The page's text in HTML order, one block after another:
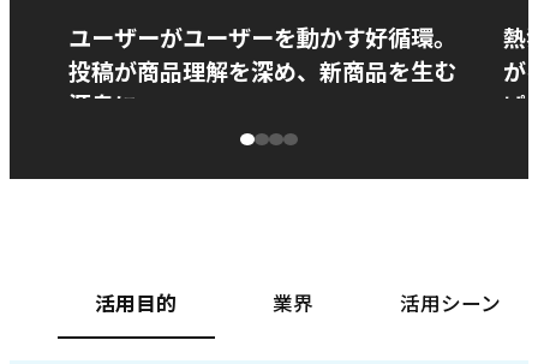
ユーザーがユーザーを動かす好循環。
投稿が商品理解を深め、新商品を生む
源泉に
熱
が
ぱ
活用目的 業界 活用シーン